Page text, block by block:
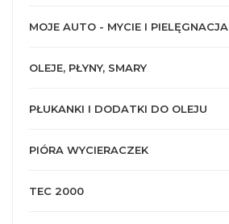
MOJE AUTO - MYCIE I PIELĘGNACJA
OLEJE, PŁYNY, SMARY
PŁUKANKI I DODATKI DO OLEJU
PIÓRA WYCIERACZEK
TEC 2000